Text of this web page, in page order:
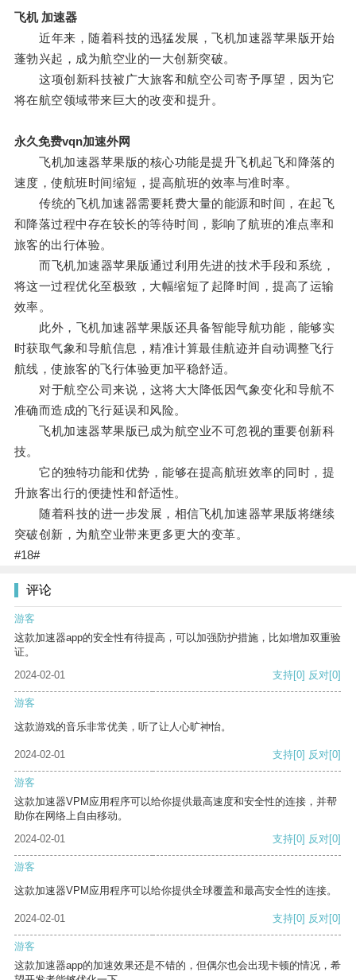
飞机 加速器
近年来，随着科技的迅猛发展，飞机加速器苹果版开始
蓬勃兴起，成为航空业的一大创新突破。
这项创新科技被广大旅客和航空公司寄予厚望，因为它
将在航空领域带来巨大的改变和提升。
永久免费vqn加速外网
飞机加速器苹果版的核心功能是提升飞机起飞和降落的
速度，使航班时间缩短，提高航班的效率与准时率。
传统的飞机加速器需要耗费大量的能源和时间，在起飞
和降落过程中存在较长的等待时间，影响了航班的准点率和
旅客的出行体验。
而飞机加速器苹果版通过利用先进的技术手段和系统，
将这一过程优化至极致，大幅缩短了起降时间，提高了运输
效率。
此外，飞机加速器苹果版还具备智能导航功能，能够实
时获取气象和导航信息，精准计算最佳航迹并自动调整飞行
航线，使旅客的飞行体验更加平稳舒适。
对于航空公司来说，这将大大降低因气象变化和导航不
准确而造成的飞行延误和风险。
飞机加速器苹果版已成为航空业不可忽视的重要创新科
技。
它的独特功能和优势，能够在提高航班效率的同时，提
升旅客出行的便捷性和舒适性。
随着科技的进一步发展，相信飞机加速器苹果版将继续
突破创新，为航空业带来更多更大的变革。
#18#
评论
游客
这款加速器app的安全性有待提高，可以加强防护措施，比如增加双重验
证。
2024-02-01
支持[0] 反对[0]
游客
这款游戏的音乐非常优美，听了让人心旷神怡。
2024-02-01 支持[0] 反对[0]
游客
这款加速器VPM应用程序可以给你提供最高速度和安全性的连接，并帮
助你在网络上自由移动。
2024-02-01
支持[0] 反对[0]
游客
这款加速器VPM应用程序可以给你提供全球覆盖和最高安全性的连接。
2024-02-01 支持[0] 反对[0]
游客
这款加速器app的加速效果还是不错的，但偶尔也会出现卡顿的情况，希